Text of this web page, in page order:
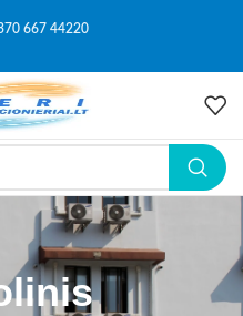
667 44220